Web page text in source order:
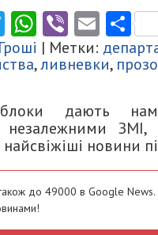
Twitter
WhatsApp
ViberEmail
Гроші | Метки:
,ливневки,
блоки дають
незалежними
новини
до 49000 в Google News.